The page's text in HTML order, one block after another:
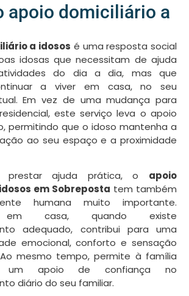
apoio domiciliário a
a idosos é uma resposta social
idosas que necessitam de ajuda
do dia a dia, mas que
a viver em casa, no seu
Em vez de uma mudança para
este serviço leva o apoio
permitindo que o idoso mantenha a
ao seu espaço e a proximidade
prestar ajuda prática, o apoio
em Sobreposta tem também
humana muito importante.
em casa, quando existe
adequado, contribui para uma
emocional, conforto e sensação
mesmo tempo, permite à família
um apoio de confiança no
diário do seu familiar.